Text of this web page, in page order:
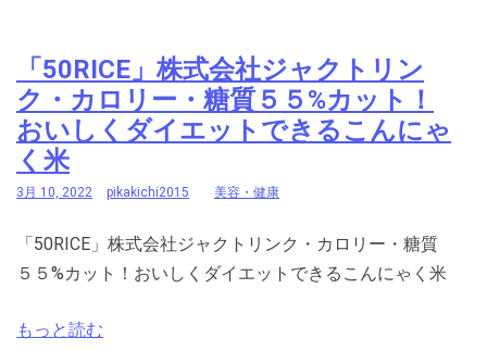
「50RICE」株式会社ジャクトリン
ク・カロリー・糖質５５%カット！
おいしくダイエットできるこんにゃ
く米
3月 10, 2022 pikakichi2015 美容・健康
「50RICE」株式会社ジャクトリンク・カロリー・糖質
５５%カット！おいしくダイエットできるこんにゃく米
もっと読む